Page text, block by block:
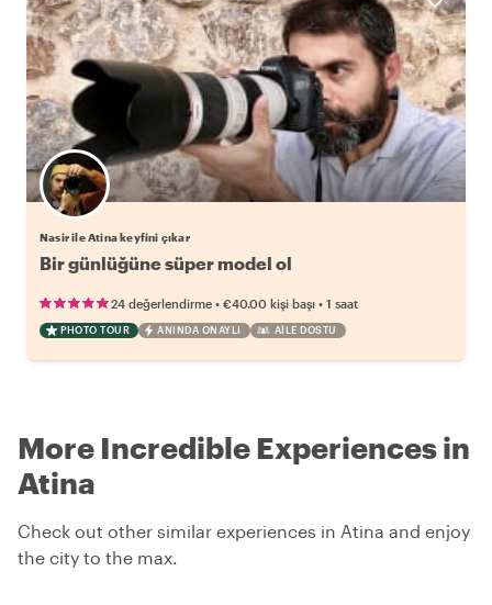
Nasir ile Atina keyfini çıkar
Bir günlüğüne süper model ol
24 değerlendirme • €40.00 kişi başı • 1 saat
PHOTO TOUR ANINDA ONAYLI AILE DOSTU
More Incredible Experiences in
Atina
Check out other similar experiences in Atina and enjoy
the city to the max.